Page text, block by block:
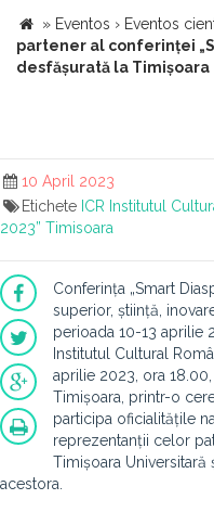
» Eventos › Eventos
partener al conferinței
desfășurată la Timișoara
10 April 2023
Etichete ICR Institutul
2023” Timisoara
Conferința „Smart
superior, știință,
perioada 10-13 aprilie
Institutul Cultural
aprilie 2023, ora
Timișoara, printr-o
participa oficialitățile
reprezentanții celor
Timișoara
acestora.